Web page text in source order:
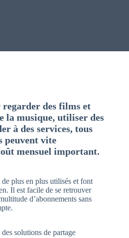
regarder des films et
la musique, utiliser des
à des services, tous
peuvent vite
mensuel important.
plus en plus utilisés et font
Il est facile de se retrouver
d’abonnements sans
solutions de partage